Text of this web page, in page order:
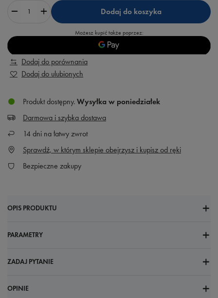
Dodaj do koszyka
Możesz kupić także poprzez:
Dodaj do porównania
Dodaj do ulubionych
Produkt dostępny Wysyłka w poniedziałek
Darmowa i szybka dostawa
14 dni na łatwy zwrot
Sprawdź, w którym sklepie obejrzysz i kupisz od ręki
Bezpieczne zakupy
OPIS PRODUKTU
PARAMETRY
ZADAJ PYTANIE
OPINIE